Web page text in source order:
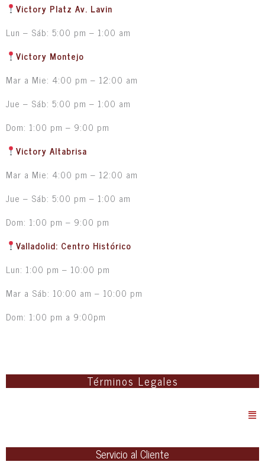
Victory Platz Av. Lavin
Lun – Sáb: 5:00 pm – 1:00 am
Victory Montejo
Mar a Mie: 4:00 pm – 12:00 am
Jue – Sáb: 5:00 pm – 1:00 am
Dom: 1:00 pm – 9:00 pm
Victory Altabrisa
Mar a Mie: 4:00 pm – 12:00 am
Jue – Sáb: 5:00 pm – 1:00 am
Dom: 1:00 pm – 9:00 pm
Valladolid: Centro Histórico
Lun: 1:00 pm – 10:00 pm
Mar a Sáb: 10:00 am – 10:00 pm
Dom: 1:00 pm a 9:00pm
Términos Legales
Servicio al Cliente